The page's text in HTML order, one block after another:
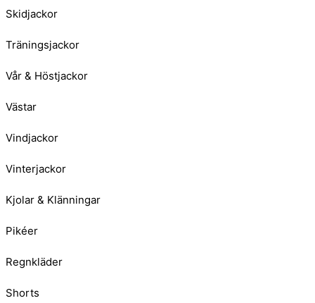
Skidjackor
Träningsjackor
Vår & Höstjackor
Västar
Vindjackor
Vinterjackor
Kjolar & Klänningar
Pikéer
Regnkläder
Shorts